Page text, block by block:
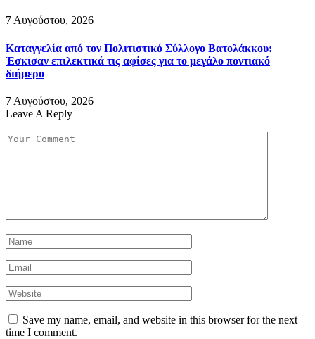
7 Αυγούστου, 2026
Καταγγελία από τον Πολιτιστικό Σύλλογο Βατολάκκου:
Έσκισαν επιλεκτικά τις αφίσες για το μεγάλο ποντιακό
διήμερο
7 Αυγούστου, 2026
Leave A Reply
Save my name, email, and website in this browser for the next
time I comment.